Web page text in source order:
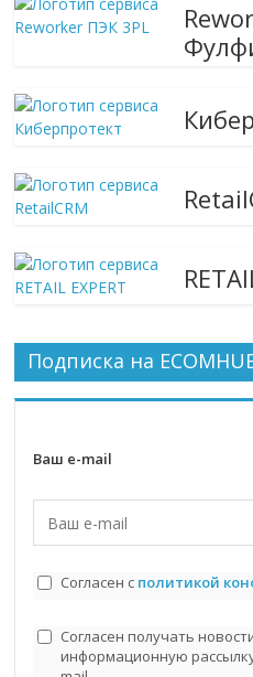
Подписка на
Ваш e-mail
Согласен с политикой
Согласен получать
информационную